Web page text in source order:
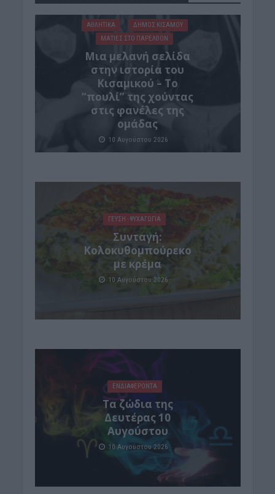
ΑΘΛΗΤΙΚΑ
ΔΉΜΟΣ ΚΙΣΆΜΟΥ
ΜΑΤΙΕΣ ΣΤΟ ΠΑΡΕΛΘΟΝ
Μια μελανή σελίδα
στην ιστορία του
Κισαμικού – Το
“πουλί” της χούντας
στις φανέλες της
ομάδας
10 Αυγούστου 2026
ΓΕΎΣΗ - ΨΥΧΑΓΩΓΊΑ
Συνταγή:
Κολοκυθομπούρεκο
με κρέμα
10 Αυγούστου 2026
ΕΝΔΙΑΦΕΡΟΝΤΑ
Τα ζώδια της
Δευτέρας 10
Αυγούστου
10 Αυγούστου 2026